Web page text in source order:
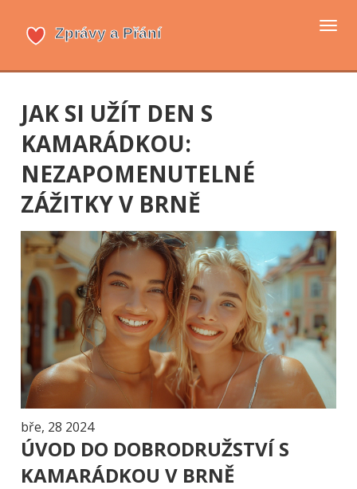
JAK SI UŽÍT DEN S
KAMARÁDKOU:
NEZAPOMENUTELNÉ
ZÁŽITKY V BRNĚ
bře, 28 2024
ÚVOD DO DOBRODRUŽSTVÍ S
KAMARÁDKOU V BRNĚ